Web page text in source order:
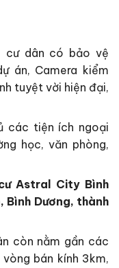
dân có bảo vệ
án, Camera kiểm
tuyệt vời hiện đại,
các tiện ích ngoại
học, văn phòng,
Astral City Bình
Bình Dương, thành
còn nằm gần các
bán kính 3km,